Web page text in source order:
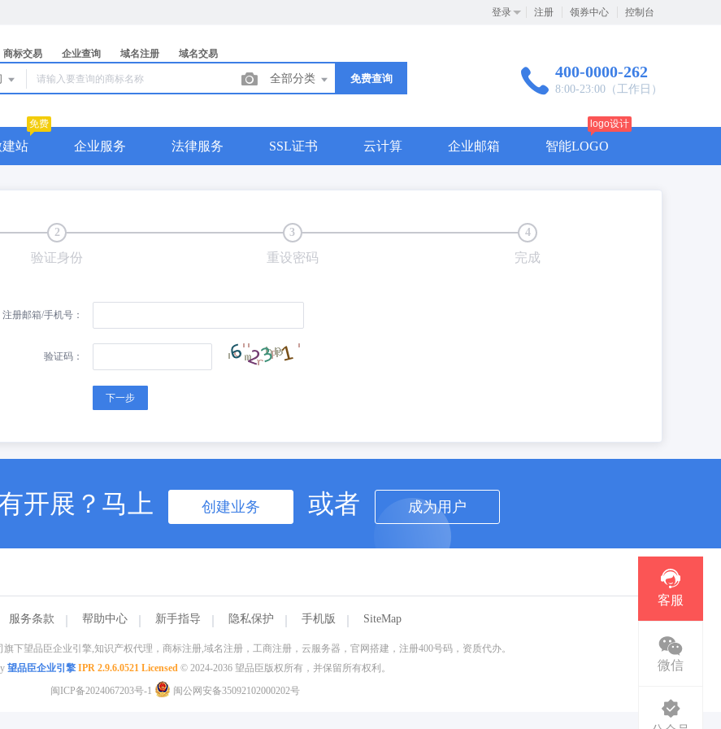
登录 注册 领券中心 控制台
商标交易 企业查询 域名注册 域名交易
全部分类 免费查询 400-0000-262
8:00-23:00（工作日）
站
免费
企业服务 法律服务 SSL证书 云计算 企业邮箱 智能LOGO
logo设计
2
验证身份
3
重设密码
4
完成
注册邮箱/手机号：
验证码：
下一步
开展？马上 创建业务 或者 成为用户
服务条款 帮助中心 新手指导 隐私保护 手机版 SiteMap
下望品臣企业引擎,知识产权代理，商标注册,域名注册，工商注册，云服务器，官网搭建，注册400号码，资质代办。
望品臣企业引擎 IPR 2.9.6.0521 Licensed © 2024-2036 望品臣版权所有，并保留所有权利。
闽ICP备2024067203号-1
闽公网安备35092102000202号
客服
微信